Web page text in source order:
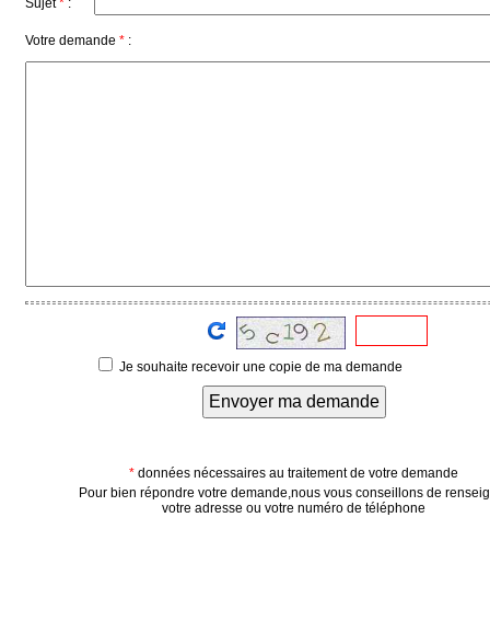
éditeur
Sujet* :
Votre demande * :
Je souhaite recevoir une copie de ma demande
Envoyer ma demande
* données nécessaires au traitement de votre demande
Pour bien répondre votre demande,nous vous conseillons de
votre adresse ou votre numéro de téléphone